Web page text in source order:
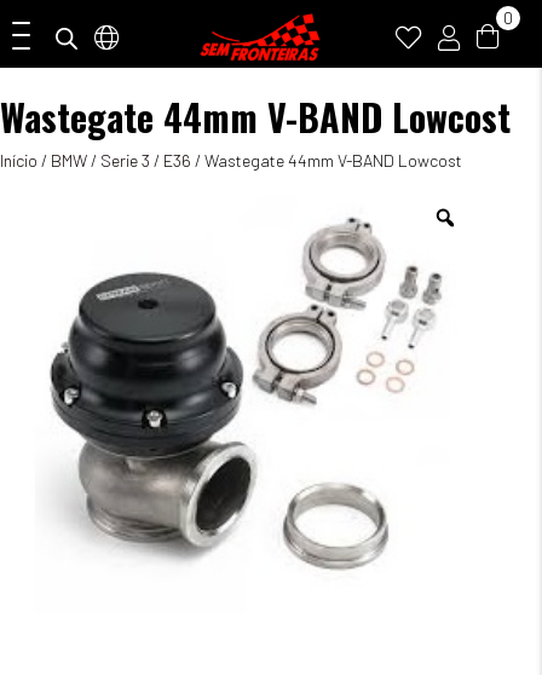
0
Wastegate 44mm V-BAND Lowcost
Início / BMW/ Serie 3 / E36 / Wastegate 44mm V-BAND Lowcost